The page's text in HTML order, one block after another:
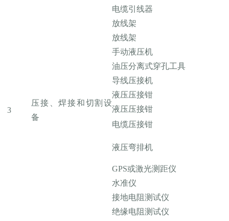
电缆引线器
放线架
放线架
3
压接、焊接和切割设
备
手动液压机
油压分离式穿孔工具
导线压接机
液压压接钳
液压压接钳
电缆压接钳
液压弯排机
GPS或激光测距仪
水准仪
接地电阻测试仪
绝缘电阻测试仪